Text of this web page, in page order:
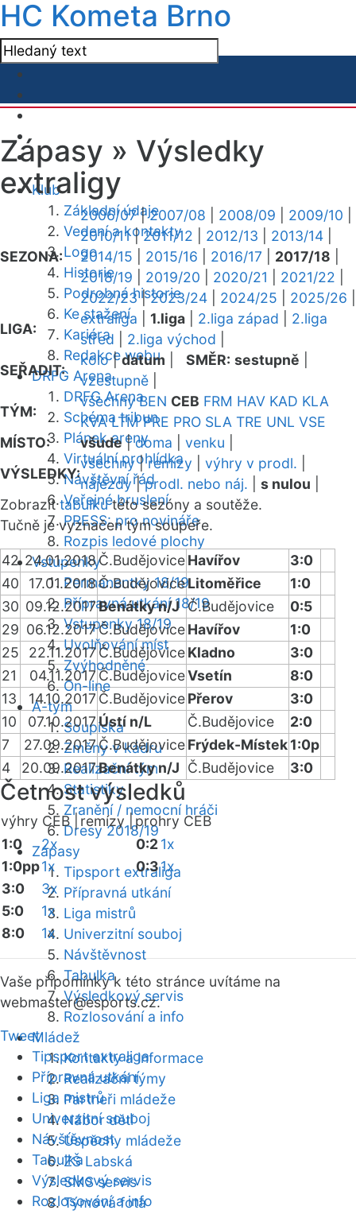
HC Kometa Brno
Klub
Základní údaje
Vedení a kontakty
Logo
Historie
Podrobná historie
Ke stažení
Kariéra
Redakce webu
DRFG Arena
DRFG Arena
Schéma tribun
Plánek areny
Virtuální prohlídka
Návštěvní řád
Veřejné bruslení
PRESS: pro novináře
Rozpis ledové plochy
Vstupenky
Permanentky 18/19
Přípravná utkání 18/19
Vstupenky 18/19
Uvolňování míst
Zvýhodněné
On-line
A-tým
Soupiska
Změny v kádru
Realizační tým
Statistiky
Zranění / nemocní hráči
Dresy 2018/19
Zápasy
Tipsport extraliga
Přípravná utkání
Liga mistrů
Univerzitní souboj
Návštěvnost
Tabulka
Výsledkový servis
Rozlosování a info
Mládež
Kontakty a informace
Realizační týmy
Partneři mládeže
Nábor dětí
Úspěchy mládeže
ZŠ Labská
SMS servis
Týmová fota
Zápasy » Výsledky
extraligy
SEZONA:
2006/07|2007/08 2008/09 2009/10
2010/11|2011/12 2012/13 2013/14
2014/15
2015/16 2016/17 2017/18
2018/19
2019/20 2020/21 2021/22
2022/23|2023/24 2024/25 2025/26
LIGA:
extraliga 1.liga 2.liga západ
2.liga
střed
2.liga východ
SEŘADIT:
kolo|datum SMĚR: sestupně
vzestupně
TÝM:
všechny BEN CEB FRM HAV KAD KLA
KVA LTM PRE PRO SLA TRE UNL VSE
MÍSTO:
všude|doma venku
VÝSLEDKY:
všechny|remízy výhry v prodl.
nájezdy|prodl. nebo náj. s nulou
Zobrazittabulkutéto sezóny a soutěže.
Tučně je vyznačen tým soupeře.
42 24.01.2018Č.BudějoviceHavířov
3:0
40
17.01.2018Č.BudějoviceLitoměřice
1:0
30 09.12.2017Benátky n/J Č.Budějovice
0:5
29 06.12.2017Č.BudějoviceHavířov
1:0
25
22.11.2017Č.BudějoviceKladno
3:0
21
04.11.2017Č.BudějoviceVsetín
8:0
13
14.10.2017 Č.BudějovicePřerov
3:0
10
07.10.2017Ústí n/L Č.Budějovice
2:0
7
27.09.2017Č.BudějoviceFrýdek-Místek1:0p
4
20.09.2017Benátky n/J Č.Budějovice 3:0
Četnost výsledků
výhry CEB | remízy |
prohry CEB
1:0
2x
1:0pp1x
3:0
3x
5:0
1x
8:0
1x
0:21x
0:31x
Vaše připomínky k této stránce uvítáme na
webmaster@esports.cz.
Tweet
Tipsport extraliga
Přípravná utkání
Liga mistrů
Univerzitní souboj
Návštěvnost
Tabulka
Výsledkový servis
Rozlosování a info